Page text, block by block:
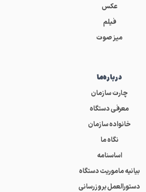
عکس
فیلم
میز صوت
درباره‌ما
چارت سازمان
معرفی دستگاه
خانواده سازمان
نگاه ما
اساسنامه
بیانیه ماموریت دستگاه
دستورالعمل بروزرسانی